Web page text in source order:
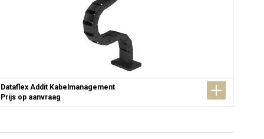
Dataflex Addit Kabelmanagement
Prijs op aanvraag